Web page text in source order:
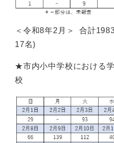
＜令和8年2月＞ 合計
17名)
★市内小中学校における
校